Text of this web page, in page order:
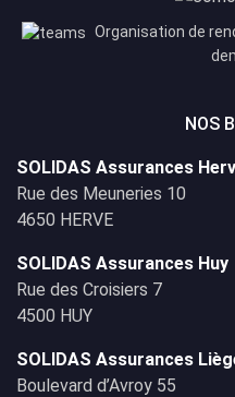
Organisation de
NOS
SOLIDAS Assurances
Rue des Meuneries 10
4650 HERVE
SOLIDAS Assurances Huy
Rue des Croisiers 7
4500 HUY
SOLIDAS Assurances
Boulevard d’Avroy 55